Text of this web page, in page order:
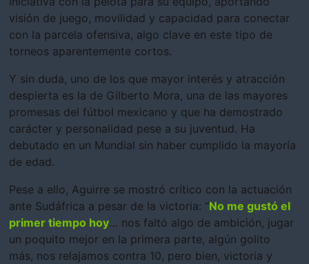
visión de juego, movilidad y capacidad para conectar
con la parcela ofensiva, algo clave en este tipo de
torneos aparentemente cortos.
Y sin duda, uno de los que mayor interés y atracción
despierta es la de Gilberto Mora, una de las mayores
promesas del fútbol mexicano y que ha demostrado
carácter y personalidad pese a su juventud. Ha
debutado en un Mundial sin haber cumplido la mayoría
de edad.
Pese a ello, Aguirre se mostró crítico con la actuación
ante Sudáfrica a pesar de la victoria: “No me gustó el
primer tiempo hoy… nos faltó algo de ambición, jugar
un poquito mejor en la primera parte, algún golito
más, nos relajamos contra 10, pero bien, victoria y